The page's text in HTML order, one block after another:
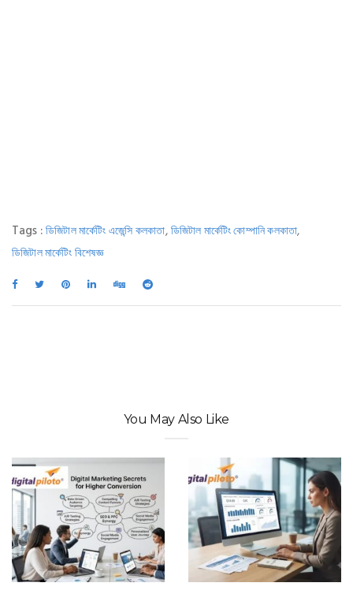
Tags :ডিজিটাল মার্কেটিং এজেন্সি কলকাতা,ডিজিটাল মার্কেটিং কোম্পানি কলকাতা,
ডিজিটাল মার্কেটিং বিশেষজ্ঞ
You May Also Like